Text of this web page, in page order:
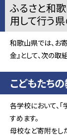
ふるさと和
用して行う
和歌山県では、お
金』として、次の取
こどもたち
各学校において、
すめます。
母校など寄附をし